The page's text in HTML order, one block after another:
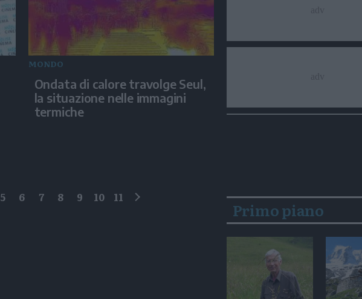
MONDO
Ondata di calore travolge Seul,
la situazione nelle immagini
termiche
5 6 7 8 9 10 11
Primo piano